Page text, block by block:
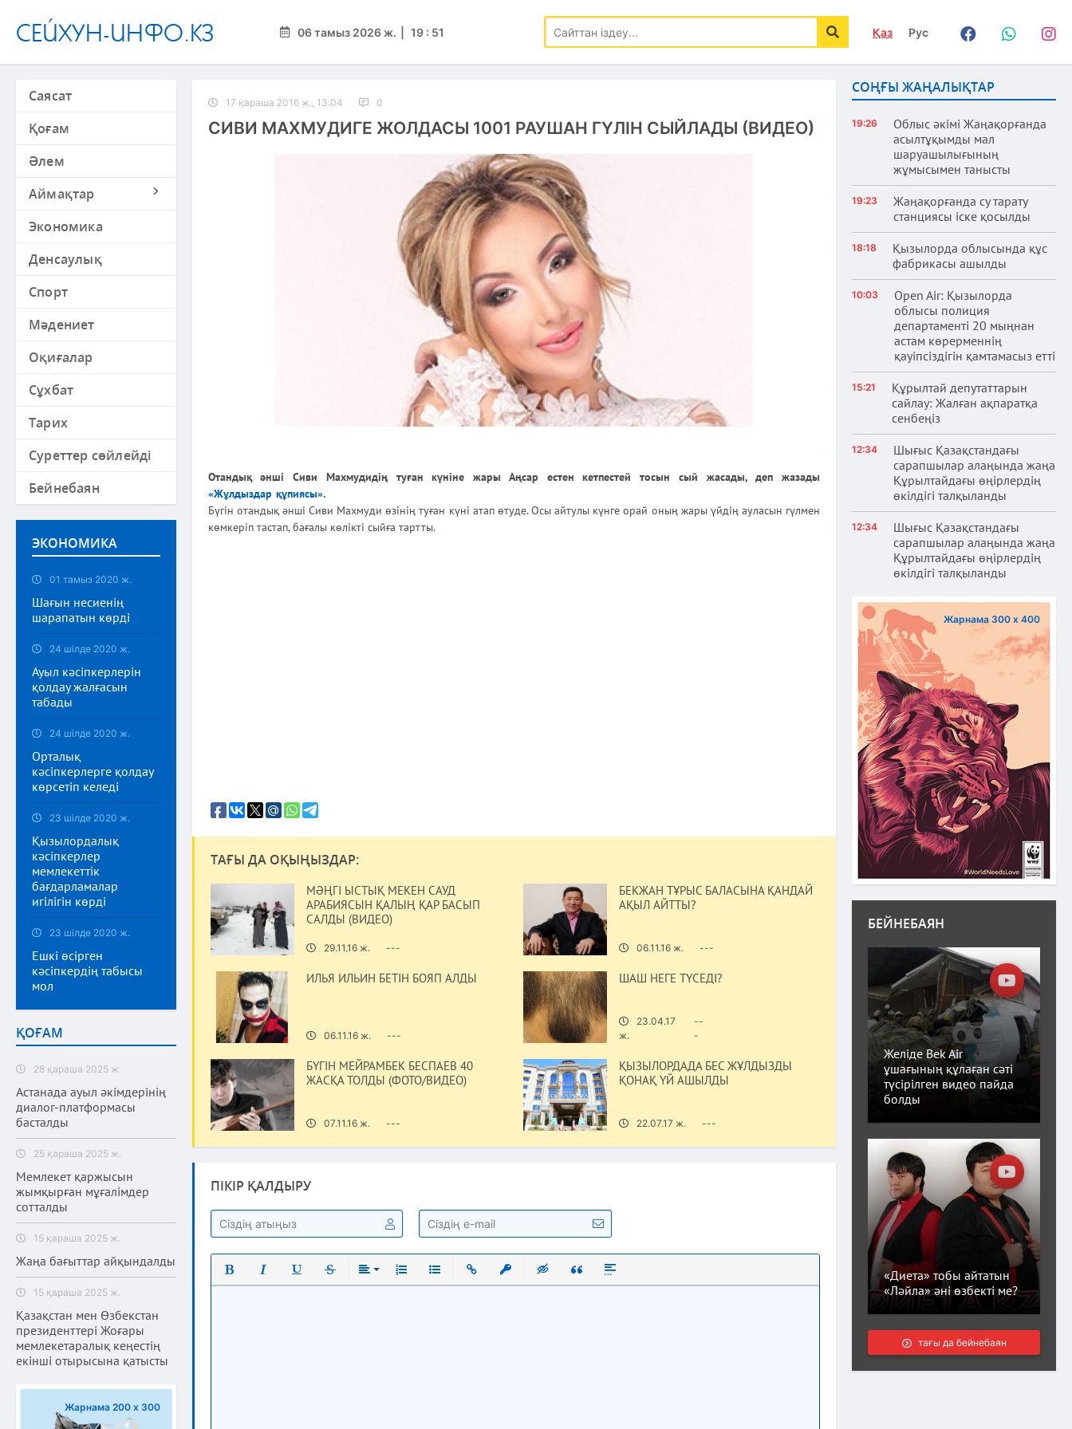
СЕЙХУН-ИНФО.КЗ 06 тамыз 2026 ж. 19 : 51
іздеу
Қаз
Рус
Саясат
Қоғам
Әлем
Аймақтар
Экономика
Денсаулық
Спорт
Мәдениет
Оқиғалар
Сұхбат
Тарих
Суреттер сөйлейді
Бейнебаян
ЭКОНОМИКА
01 тамыз 2020 ж.
Шағын несиенің
шарапатын көрді
24 шілде 2020 ж.
Ауыл кәсіпкерлерін
қолдау жалғасын
табады
24 шілде 2020 ж.
Орталық
кәсіпкерлерге қолдау
көрсетіп келеді
23 шілде 2020 ж.
Қызылордалық
кәсіпкерлер
мемлекеттік
бағдарламалар
игілігін көрді
23 шілде 2020 ж.
Ешкі өсірген
кәсіпкердің табысы
мол
ҚОҒАМ
28 қараша 2025 ж.
Астанада ауыл әкімдерінің
диалог-платформасы
басталды
25 қараша 2025 ж.
Мемлекет қаржысын
жымқырған мұғалімдер
сотталды
15 қараша 2025 ж.
Жаңа бағыттар айқындалды
15 қараша 2025 ж.
Қазақстан мен Өзбекстан
президенттері Жоғары
мемлекетаралық кеңестің
екінші отырысына қатысты
Жарнама 200 х 300
17 қараша 2016 ж., 13:04 0
СИВИ МАХМУДИГЕ ЖОЛДАСЫ 1001 РАУШАН ГҮЛІН СЫЙЛАДЫ (ВИДЕО)
Отандық әнші Сиви Махмудидің туған күніне жары Аңсар естен кетпестей тосын сый жасады, деп жазады
«Жұлдыздар құпиясы».
Бүгін отандық әнші Сиви Махмуди өзінің туған күні атап өтуде. Осы айтулы күнге орай оның жары үйдің ауласын гүлмен
көмкеріп тастап, бағалы көлікті сыйға тартты.
ТАҒЫ ДА ОҚЫҢЫЗДАР:
МӘҢГІ ЫСТЫҚ МЕКЕН САУД
АРАБИЯСЫН ҚАЛЫҢ ҚАР БАСЫП
САЛДЫ (ВИДЕО)
29.11.16 ж. ---
БЕКЖАН ТҰРЫС БАЛАСЫНА ҚАНДАЙ
АҚЫЛ АЙТТЫ?
06.11.16 ж. ---
ИЛЬЯ ИЛЬИН БЕТІН БОЯП АЛДЫ
06.11.16 ж. ---
ШАШ НЕГЕ ТҮСЕДІ?
23.04.17
ж.
--
-
БҮГІН МЕЙРАМБЕК БЕСПАЕВ 40
ЖАСҚА ТОЛДЫ (ФОТО/ВИДЕО)
07.11.16 ж. ---
ҚЫЗЫЛОРДАДА БЕС ЖҰЛДЫЗДЫ
ҚОНАҚ ҮЙ АШЫЛДЫ
22.07.17 ж. ---
ПІКІР ҚАЛДЫРУ
Полужирный
КурсивПодчеркнутый
ЗачеркнутыйВыравнивание
Нумерованный список
Маркированный список
Вставить ссылку
Вставить защищенную ссылку
Вставка скрытого текста
Вставка цитаты
Вставка спойлера
СОҢҒЫ ЖАҢАЛЫҚТАР
19:26
Облыс әкімі Жаңақорғанда
асылтұқымды мал
шаруашылығының
жұмысымен танысты
19:23
Жаңақорғанда су тарату
станциясы іске қосылды
18:18
Қызылорда облысында құс
фабрикасы ашылды
10:03
Open Air: Қызылорда
облысы полиция
департаменті 20 мыңнан
астам көрерменнің
қауіпсіздігін қамтамасыз етті
15:21
Құрылтай депутаттарын
сайлау: Жалған ақпаратқа
сенбеңіз
12:34
Шығыс Қазақстандағы
сарапшылар алаңында жаңа
Құрылтайдағы өңірлердің
өкілдігі талқыланды
12:34
Шығыс Қазақстандағы
сарапшылар алаңында жаңа
Құрылтайдағы өңірлердің
өкілдігі талқыланды
Жарнама 300 х 400
БЕЙНЕБАЯН
Желіде Bek Air
ұшағының құлаған сәті
түсірілген видео пайда
болды
«Диета» тобы айтатын
«Ләйла» әні өзбекті ме?
тағы да бейнебаян